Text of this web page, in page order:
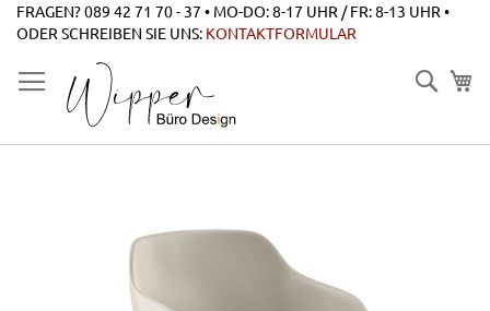
Zum
Inhalt
FRAGEN? 089 42 71 70 - 37 • MO-DO: 8-17 UHR / FR: 8-13 UHR •
ODER SCHREIBEN SIE UNS: KONTAKTFORMULAR
Suche